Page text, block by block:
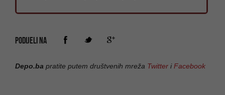
PODIJELI NA
Depo.ba pratite putem društvenih mreža Twitter iFacebook